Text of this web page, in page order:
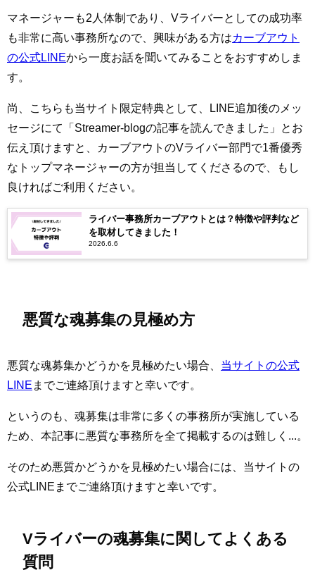
マネージャーも2人体制であり、Vライバーとしての成功率
も非常に高い事務所なので、興味がある方はカーブアウト
の公式LINEから一度お話を聞いてみることをおすすめしま
す。
尚、こちらも当サイト限定特典として、LINE追加後のメッ
セージにて「Streamer-blogの記事を読んできました」とお
伝え頂けますと、カーブアウトのVライバー部門で1番優秀
なトップマネージャーの方が担当してくださるので、もし
良ければご利用ください。
ライバー事務所カーブアウトとは？特徴や評判など
を取材してきました！
2026.6.6
悪質な魂募集の見極め方
悪質な魂募集かどうかを見極めたい場合、 当サイトの公式
LINE までご連絡頂けますと幸いです。
というのも、魂募集は非常に多くの事務所が実施している
ため、本記事に悪質な事務所を全て掲載するのは難しく...。
そのため悪質かどうかを見極めたい場合には、当サイトの
公式LINEまでご連絡頂けますと幸いです。
Vライバーの魂募集に関してよくある
質問